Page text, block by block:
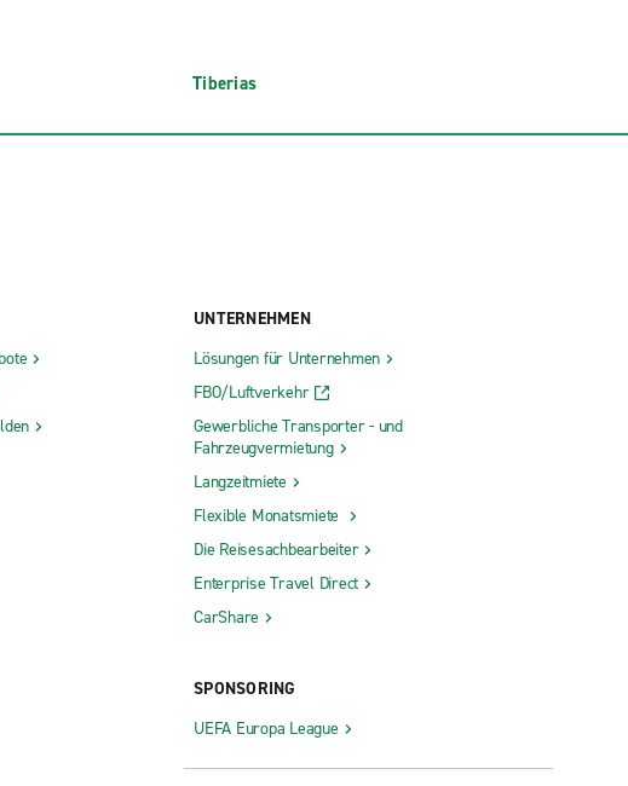
Tiberias
UNTERNEHMEN
Lösungen für Unternehmen
FBO/Luftverkehr
Gewerbliche Transporter - und
Fahrzeugvermietung
Langzeitmiete
Flexible Monatsmiete
Die Reisesachbearbeiter
Enterprise Travel Direct
CarShare
SPONSORING
UEFA Europa League